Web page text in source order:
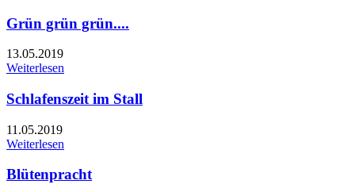
Grün grün grün....
13.05.2019
Weiterlesen
Schlafenszeit im Stall
11.05.2019
Weiterlesen
Blütenpracht